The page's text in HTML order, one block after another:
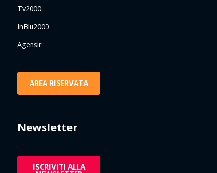
Tv2000
InBlu2000
Agensir
AREA RISERVATA
Newsletter
ISCRIVITI ALLA